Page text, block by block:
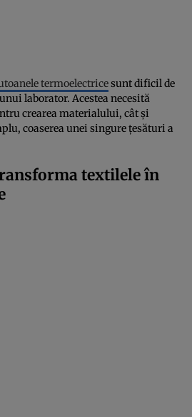
termoelectricesunt dificil de
laborator. Acestea necesită
crearea materialului, cât și
coaserea unei singure țesături a
textilele în